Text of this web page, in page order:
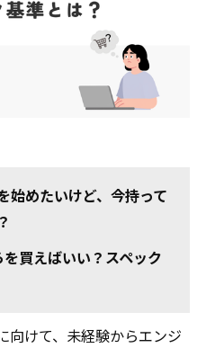
始めたいけど、今持って
買えばいい？スペック
向けて、未経験からエンジ